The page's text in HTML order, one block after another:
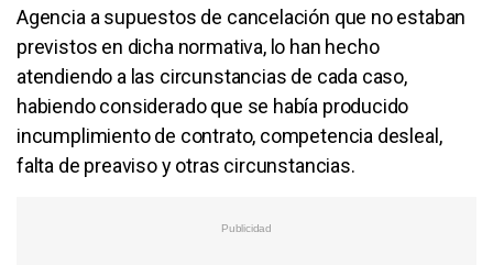
Agencia a supuestos de cancelación que no estaban
previstos en dicha normativa, lo han hecho
atendiendo a las circunstancias de cada caso,
habiendo considerado que se había producido
incumplimiento de contrato, competencia desleal,
falta de preaviso y otras circunstancias.